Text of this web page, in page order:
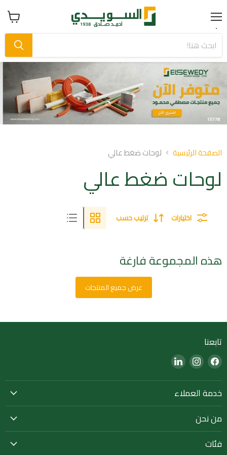
Menu عرض
سلة
Slide
1
Slide
Slide
الصفحة الرئيسية لوحات ضغط عالي
لوحات ضغط عالي
اختيارات ترتيب حسب
هذه المجموعة فارغة
عرض جميع المنتجات
تابعنا
Find
us
on
Facebook
Find
us
on
Instagram
Find
on
خدمة العملاء
من نحن
فئات